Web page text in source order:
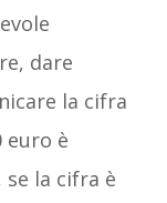
dare
la cifra
euro è
la cifra è